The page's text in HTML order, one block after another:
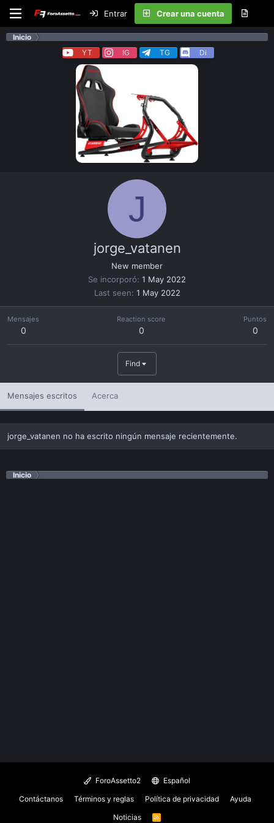
Entrar Crear una cuenta
Inicio
YT
IG TG Di
J
jorge_vatanen
New member
Se incorporó 1 May 2022
Last seen 1 May 2022
Mensajes
0
Reaction score
0
Puntos
0
Find
Mensajes escritos Acerca
jorge_vatanen no ha escrito ningún mensaje recientemente.
Inicio
ForoAssetto2
Español
Contáctanos
Términos y reglas Política de privacidad
Ayuda
Noticias
R